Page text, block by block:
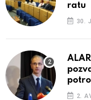
ratu
30.
2.